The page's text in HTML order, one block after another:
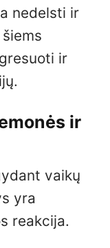
nedelsti ir
ir
ir
vaikų
yra
reakcija.